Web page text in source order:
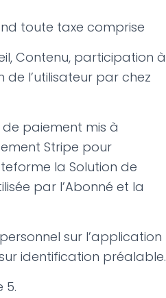
toute taxe comprise
Contenu, participation à
l’utilisateur par chez
de paiement mis à
Stripe pour
la Solution de
par l’Abonné et la
sur l’application
identification préalable.
5.